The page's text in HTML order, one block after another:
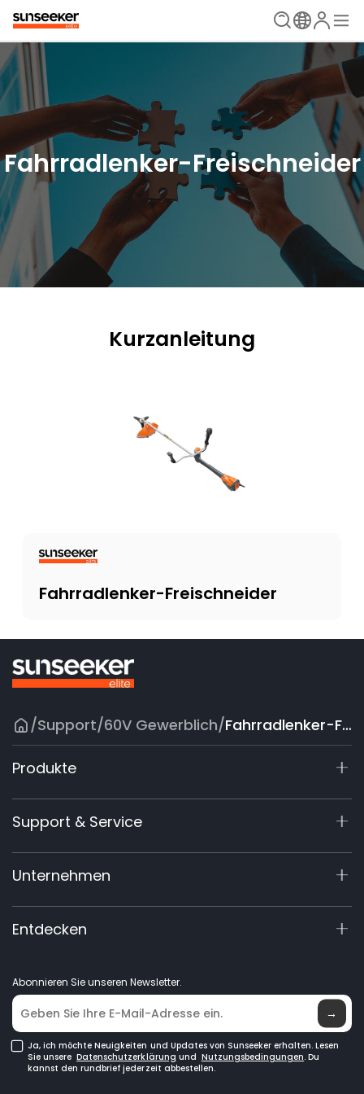
Fahrradlenker-Freischneider
Kurzanleitung
Fahrradlenker-Freischneider
/Support/60V Gewerblich/ Fahrradlenker-Freischneider
Produkte
X9 Series
X7 / X7 Plus Gen 2
X5 Gen 2
X3 Gen 2
60V Commercial
Zubehör
GPS-Rasenmähroboter
Rasenmähroboter für große Rasenflächen
Support & Service
Support-Center
Garantie-Registrierung
Produktanfrage
Handbücher & Videos
Unternehmen
Über Uns
Elite Lab
Händlersuche
Entdecken
Abonnieren Sie unseren Newsletter.
→
Ja, ich möchte Neuigkeiten und Updates von Sunseeker erhalten. Lesen
Sie unsere Datenschutzerklärung und Nutzungsbedingungen. Du
kannst den rundbrief jederzeit abbestellen.